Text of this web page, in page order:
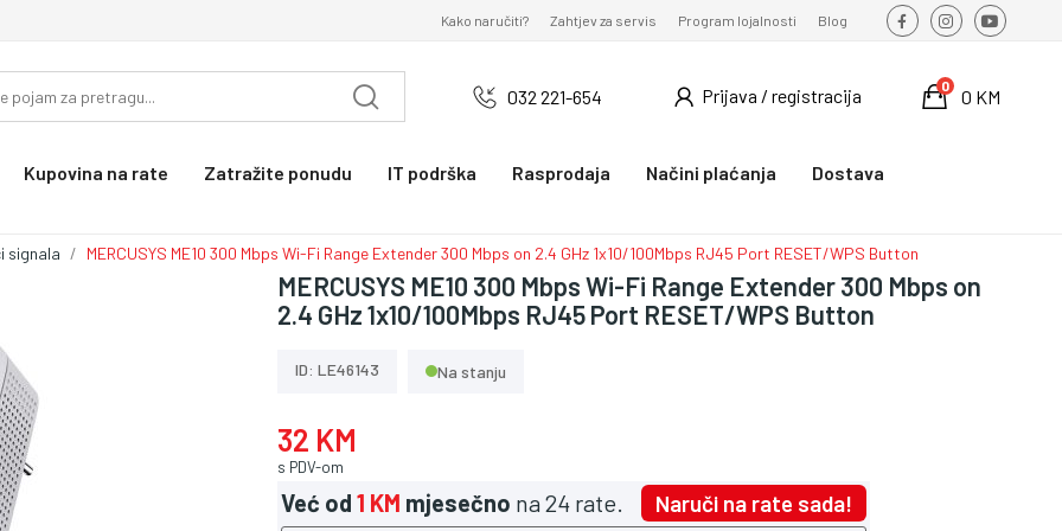
Kako naručiti? Zahtjev za servis Program lojalnosti Blog
032 221-654 Prijava / registracija 0 KM
0
Kupovina na rate Zatražite ponudu IT podrška Rasprodaja Načini plaćanja Dostava
signala MERCUSYS ME10 300 Mbps Wi-Fi Range Extender 300 Mbps on 2.4 GHz 1x10/100Mbps RJ45 Port RESET/WPS Button
MERCUSYS ME10 300 Mbps Wi-Fi Range Extender 300 Mbps on
2.4 GHz 1x10/100Mbps RJ45 Port RESET/WPS Button
ID: LE46143 Na stanju
32 KM
s PDV-om
Već od 1 KM mjesečno na 24 rate. Naruči na rate sada!